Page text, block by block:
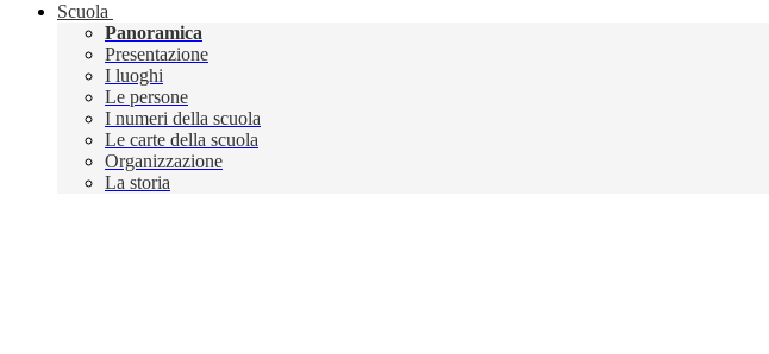
Scuola
Panoramica
Presentazione
I luoghi
Le persone
I numeri della scuola
Le carte della scuola
Organizzazione
La storia